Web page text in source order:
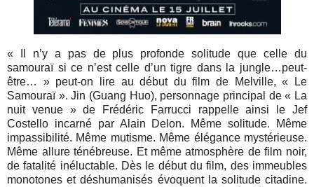
« Il n’y a pas de plus profonde solitude que celle du
samouraï si ce n’est celle d’un tigre dans la jungle…peut-
être… » peut-on lire au début du film de Melville, « Le
Samouraï ». Jin (Guang Huo), personnage principal de « La
nuit venue » de Frédéric Farrucci rappelle ainsi le Jef
Costello incarné par Alain Delon. Même solitude. Même
impassibilité. Même mutisme. Même élégance mystérieuse.
Même allure ténébreuse. Et même atmosphère de film noir,
de fatalité inéluctable. Dès le début du film, des immeubles
monotones et déshumanisés évoquent la solitude citadine.